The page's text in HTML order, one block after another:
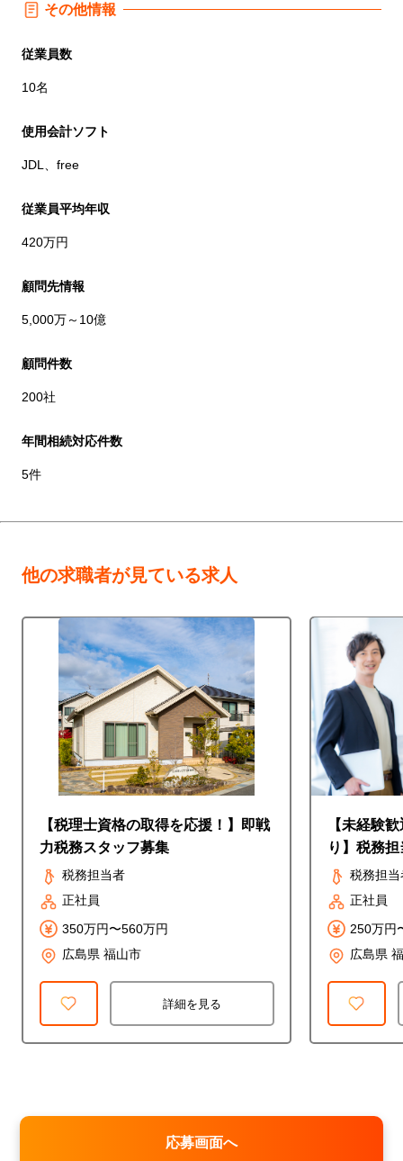
その他情報
従業員数
10名
使用会計ソフト
JDL、free
従業員平均年収
420万円
顧問先情報
5,000万～10億
顧問件数
200社
年間相続対応件数
5件
他の求職者が見ている求人
【税理士資格の取得を応援！】即戦
力税務スタッフ募集
税務担当者
正社員
350万円〜560万円
広島県 福山市
詳細を見る
【未経験
り】税務担
税務担当
正社員
250万円
広島県
応募画面へ